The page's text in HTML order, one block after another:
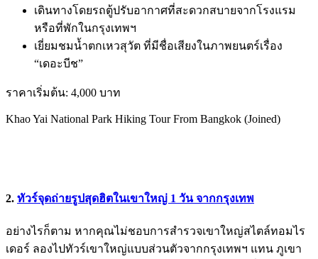
เดินทางโดยรถตู้ปรับอากาศที่สะดวกสบายจากโรงแรม
หรือที่พักในกรุงเทพฯ
เยี่ยมชมน้ำตกเหวสุวัต ที่มีชื่อเสียงในภาพยนตร์เรื่อง
“เดอะบีช”
ราคาเริ่มต้น: 4,000 บาท
Khao Yai National Park Hiking Tour From Bangkok (Joined)
2. ทัวร์จุดถ่ายรูปสุดฮิตในเขาใหญ่ 1 วัน จากกรุงเทพ
อย่างไรก็ตาม หากคุณไม่ชอบการสำรวจเขาใหญ่สไตล์ทอมไร
เดอร์ ลองไปทัวร์เขาใหญ่แบบส่วนตัวจากกรุงเทพฯ แทน ภูเขา